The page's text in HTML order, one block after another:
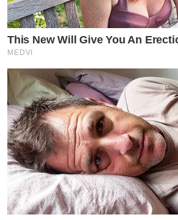
This New Will Give You An
MEDVI